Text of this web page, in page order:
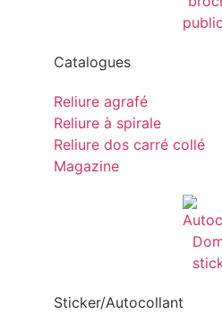
Catalogues
Reliure agrafé
Reliure à spirale
Reliure dos carré collé
Magazine
Sticker/Autocollant